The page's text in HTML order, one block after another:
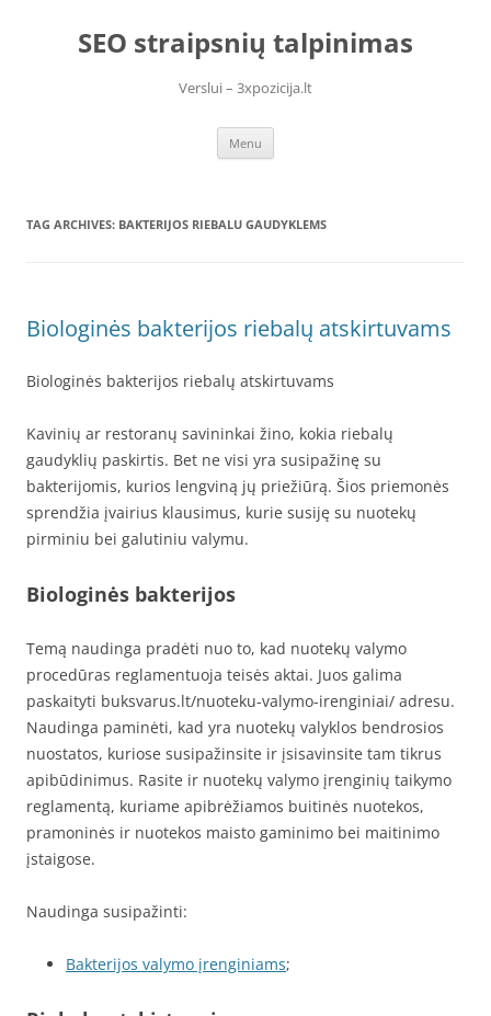
contentSEO straipsnių talpinimas
Verslui – 3xpozicija.lt
Menu
TAG ARCHIVES: BAKTERIJOS RIEBALU GAUDYKLEMS
Biologinės bakterijos riebalų atskirtuvams
Biologinės bakterijos riebalų atskirtuvams
Kavinių ar restoranų savininkai žino, kokia riebalų
gaudyklių paskirtis. Bet ne visi yra susipažinę su
bakterijomis, kurios lengviną jų priežiūrą. Šios priemonės
sprendžia įvairius klausimus, kurie susiję su nuotekų
pirminiu bei galutiniu valymu.
Biologinės bakterijos
Temą naudinga pradėti nuo to, kad nuotekų valymo
procedūras reglamentuoja teisės aktai. Juos galima
paskaityti buksvarus.lt/nuoteku-valymo-irenginiai/ adresu.
Naudinga paminėti, kad yra nuotekų valyklos bendrosios
nuostatos, kuriose susipažinsite ir įsisavinsite tam tikrus
apibūdinimus. Rasite ir nuotekų valymo įrenginių taikymo
reglamentą, kuriame apibrėžiamos buitinės nuotekos,
pramoninės ir nuotekos maisto gaminimo bei maitinimo
įstaigose.
Naudinga susipažinti:
Bakterijos valymo įrenginiams;